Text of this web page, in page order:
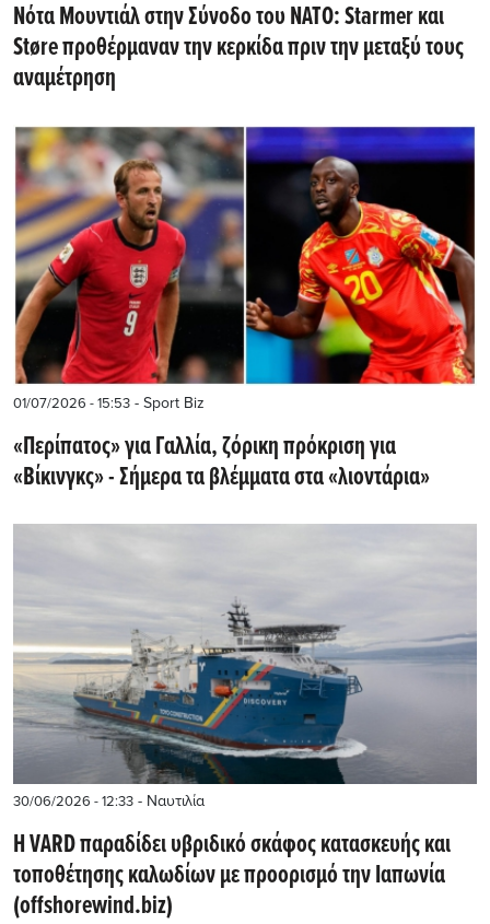
Νότα Μουντιάλ στην Σύνοδο του ΝΑΤΟ: Starmer και
Støre προθέρμαναν την κερκίδα πριν την μεταξύ τους
αναμέτρηση
01/07/2026 - 15:53 - Sport Biz
«Περίπατος» για Γαλλία, ζόρικη πρόκριση για
«Βίκινγκς» - Σήμερα τα βλέμματα στα «λιοντάρια»
30/06/2026 - 12:33 - Ναυτιλία
Η VARD παραδίδει υβριδικό σκάφος κατασκευής και
τοποθέτησης καλωδίων με προορισμό την Ιαπωνία
(offshorewind.biz)